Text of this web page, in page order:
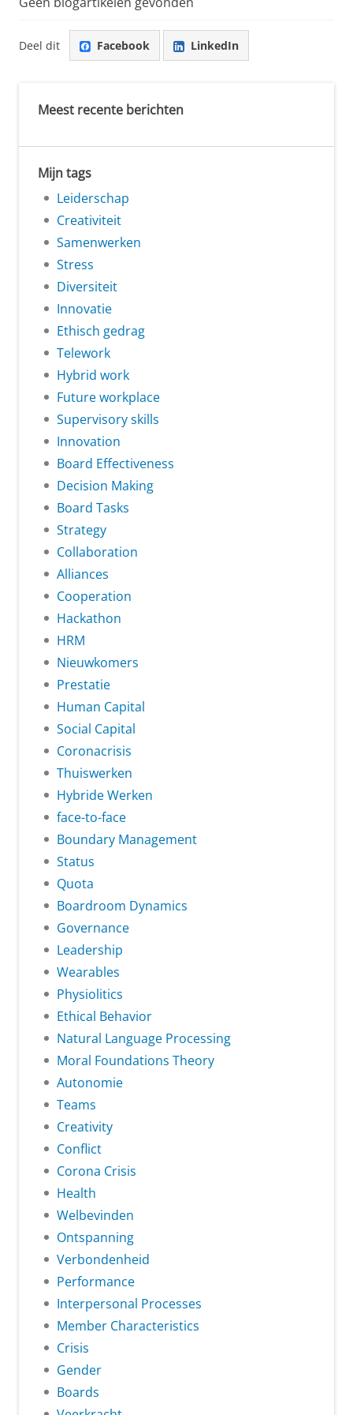
Deel dit Facebook LinkedIn
Meest recente berichten
Mijn tags
Leiderschap
Creativiteit
Samenwerken
Stress
Diversiteit
Innovatie
Ethisch gedrag
Telework
Hybrid work
Future workplace
Supervisory skills
Innovation
Board Effectiveness
Decision Making
Board Tasks
Strategy
Collaboration
Alliances
Cooperation
Hackathon
HRM
Nieuwkomers
Prestatie
Human Capital
Social Capital
Coronacrisis
Thuiswerken
Hybride Werken
face-to-face
Boundary Management
Status
Quota
Boardroom Dynamics
Governance
Leadership
Wearables
Physiolitics
Ethical Behavior
Natural Language Processing
Moral Foundations Theory
Autonomie
Teams
Creativity
Conflict
Corona Crisis
Health
Welbevinden
Ontspanning
Verbondenheid
Performance
Interpersonal Processes
Member Characteristics
Crisis
Gender
Boards